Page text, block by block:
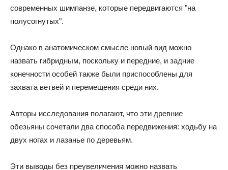
современных шимпанзе, которые передвигаются "на
полусогнутых".
Однако в анатомическом смысле новый вид можно
назвать гибридным, поскольку и передние, и задние
конечности особей также были приспособлены для
захвата ветвей и перемещения среди них.
Авторы исследования полагают, что эти древние
обезьяны сочетали два способа передвижения: ходьбу на
двух ногах и лазанье по деревьям.
Эти выводы без преувеличения можно назвать